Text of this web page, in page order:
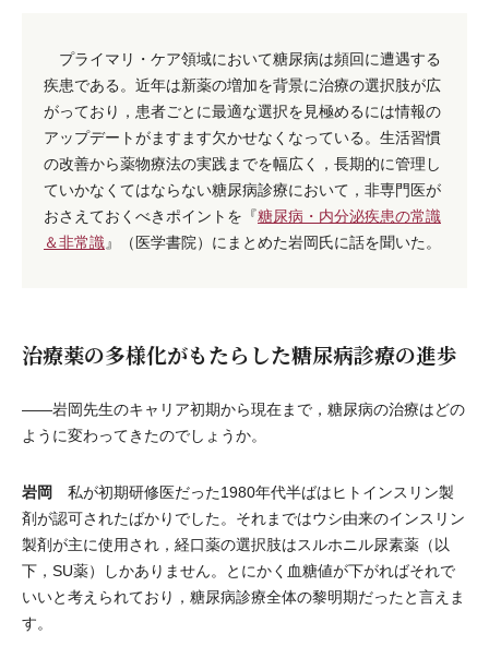
プライマリ・ケア領域において糖尿病は頻回に遭遇する
疾患である。近年は新薬の増加を背景に治療の選択肢が広
がっており，患者ごとに最適な選択を見極めるには情報の
アップデートがますます欠かせなくなっている。生活習慣
の改善から薬物療法の実践までを幅広く，長期的に管理し
ていかなくてはならない糖尿病診療において，非専門医が
おさえておくべきポイントを『糖尿病・内分泌疾患の常識
＆非常識』（医学書院）にまとめた岩岡氏に話を聞いた。
治療薬の多様化がもたらした糖尿病診療の進歩
――岩岡先生のキャリア初期から現在まで，糖尿病の治療はどの
ように変わってきたのでしょうか。
岩岡 私が初期研修医だった1980年代半ばはヒトインスリン製
剤が認可されたばかりでした。それまではウシ由来のインスリン
製剤が主に使用され，経口薬の選択肢はスルホニル尿素薬（以
下，SU薬）しかありません。とにかく血糖値が下がればそれで
いいと考えられており，糖尿病診療全体の黎明期だったと言えま
す。